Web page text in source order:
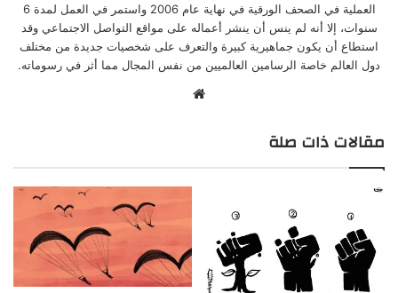
العملية في الصحف الورقية في نهاية عام 2006 واستمر في العمل لمدة 6
سنوات، إلا أنه لم ينس أن ينشر أعماله على مواقع التواصل الاجتماعي وقد
استطاع أن يكون جماهيرية كبيرة والتعرف على شخصيات جديدة من مختلف
دول العالم خاصة الرسامين العالميين من نفس المجال مما أثر في رسوماته.
مقالات ذات صلة